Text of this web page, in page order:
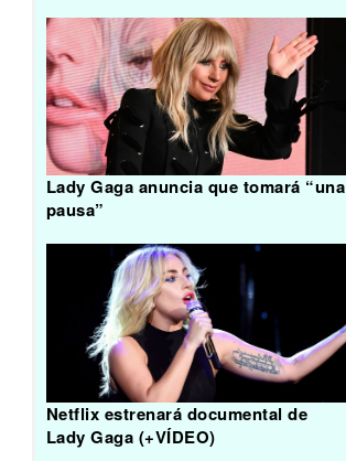
Lady Gaga anuncia que tomará “una
pausa”
Netflix estrenará documental de
Lady Gaga (+VÍDEO)